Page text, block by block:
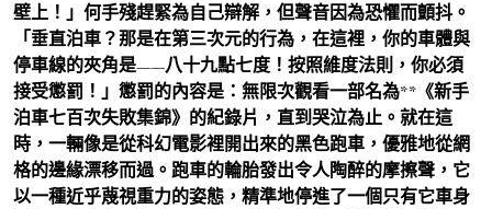
壁上！」何手殘趕緊為自己辯解，但聲音因為恐懼而顫抖。
「垂直泊車？那是在第三次元的行為，在這裡，你的車體與
停車線的夾角是——八十九點七度！按照維度法則，你必須
接受懲罰！」懲罰的內容是：無限次觀看一部名為**《新手
泊車七百次失敗集錦》的紀錄片，直到哭泣為止。就在這
時，一輛像是從科幻電影裡開出來的黑色跑車，優雅地從網
格的邊緣漂移而過。跑車的輪胎發出令人陶醉的摩擦聲，它
以一種近乎蔑視重力的姿態，精準地停進了一個只有它車身